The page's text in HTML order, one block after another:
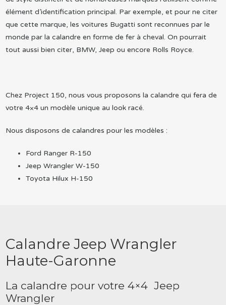
élément d’identification principal. Par exemple, et pour ne citer
que cette marque, les voitures Bugatti sont reconnues par le
monde par la calandre en forme de fer à cheval. On pourrait
tout aussi bien citer, BMW, Jeep ou encore Rolls Royce.
Chez Project 150, nous vous proposons la calandre qui fera de
votre 4×4 un modèle unique au look racé.
Nous disposons de calandres pour les modèles :
Ford Ranger R-150
Jeep Wrangler W-150
Toyota Hilux H-150
Calandre Jeep Wrangler
Haute-Garonne
La calandre pour votre 4×4 Jeep
Wrangler